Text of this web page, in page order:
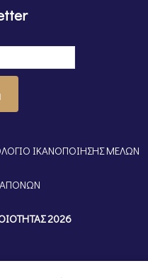
ΙΚΑΝΟΠΟΙΗΣΗΣ ΜΕΛΩΝ
2026